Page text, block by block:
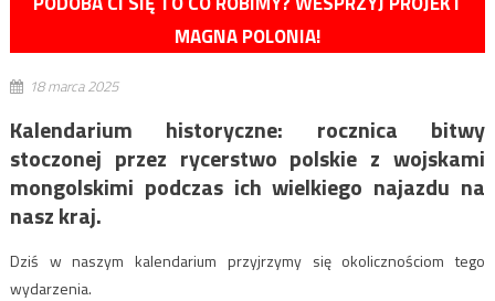
MAGNA POLONIA!
18 marca 2025
Kalendarium historyczne: rocznica bitwy
stoczonej przez rycerstwo polskie z wojskami
mongolskimi podczas ich wielkiego najazdu na
nasz kraj.
Dziś w naszym kalendarium przyjrzymy się okolicznościom tego
wydarzenia.